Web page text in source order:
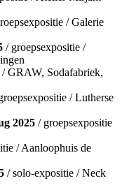
/ Galerie
/ groepsexpositie /
GRAW, Sodafabriek,
/ Lutherse
2025 / groepsexpositie
/ Aanloophuis de
/ solo-expositie / Neck